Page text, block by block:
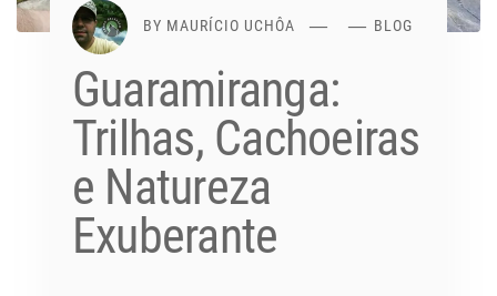
BY MAURÍCIO UCHÔA BLOG
Guaramiranga:
Trilhas, Cachoeiras
e Natureza
Exuberante